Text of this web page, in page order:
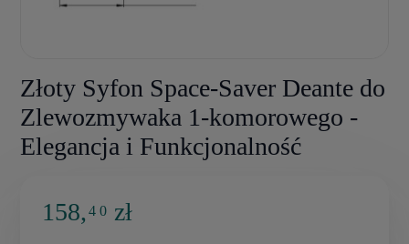
Złoty Syfon Space-Saver Deante do
Zlewozmywaka 1-komorowego -
Elegancja i Funkcjonalność
158,4 0 zł